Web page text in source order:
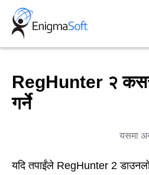
Skip
content
RegHunter २
गर्ने
यसमा
यदि तपाईंले RegHunter 2